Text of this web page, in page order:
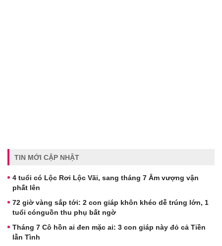
TIN MỚI CẬP NHẬT
4 tuổi có Lộc Rơi Lộc Vãi, sang tháng 7 Âm vượng vận
phất lên
72 giờ vàng sắp tới: 2 con giáp khôn khéo dễ trúng lớn, 1
tuổi cónguồn thu phụ bất ngờ
Tháng 7 Cô hồn ai đen mặc ai: 3 con giáp này đỏ cả Tiền
lẫn Tình